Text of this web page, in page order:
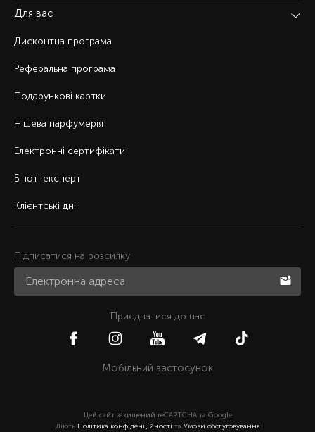
Для вас
Дисконтна програма
Реферальна програма
Подарункові картки
Нішева парфумерія
Електронні сертифікати
Б`юті експерт
Клієнтські дні
Підписатися на розсилку
Приєднатися до нас
Мобільний застосунок
Цей сайт захищений reCAPTCHA та Google
Діють Політика конфіденційності та Умови обслуговування